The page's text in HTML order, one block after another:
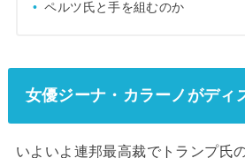
ペルツ氏と手を組むのか
女優ジーナ・カラーノがディ
いよいよ連邦最高裁でトランプ氏